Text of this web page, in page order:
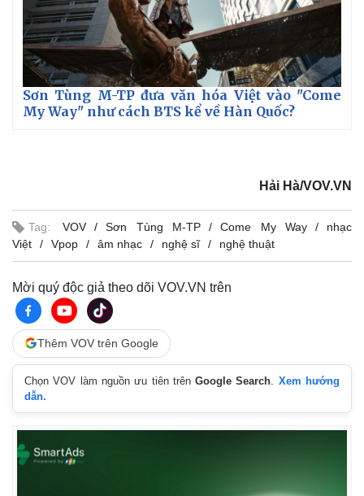
Thể thao
Bóng đá
Lịch thi đấu bóng đá
Ô tô - Xe máy
Sơn Tùng M-TP đưa văn hóa Việt vào "Come
My Way" như cách BTS kể về Hàn Quốc?
Hải Hà/VOV.VN
Tag: VOV Sơn Tùng M-TP Come My Way
nhạc
Việt
Vpop âm nhạc nghệ sĩ nghệ thuật
Mời quý độc giả theo dõi VOV.VN trên
Thêm VOV trên Google
Chọn VOV làm nguồn ưu tiên trênGoogle Search
Xem hướng
dẫn.